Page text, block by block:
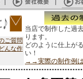
ご質問
んな作
当店で制作した過
ります。
どのように仕上が
い！
→→実際の制作例